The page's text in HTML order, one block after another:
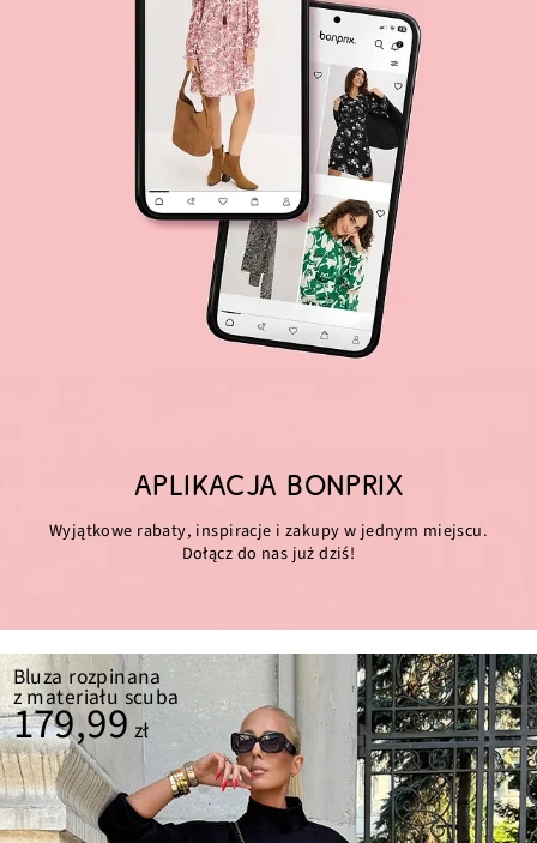
APLIKACJA BONPRIX
Wyjątkowe rabaty, inspiracje i zakupy w jednym miejscu.
Dołącz do nas już dziś!
Bluza rozpinana
z materiału scuba
179,99zł